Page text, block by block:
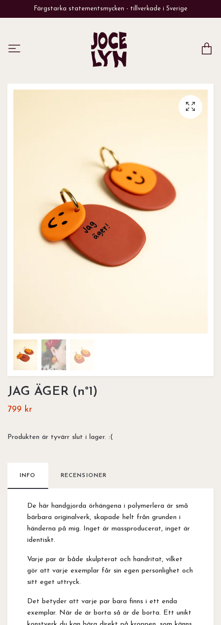
Färgstarka statementsmycken - tillverkade i Sverige
JAG ÄGER (n°1)
799 kr
Produkten är tyvärr slut i lager. :(
INFO RECENSIONER
De här handgjorda örhängena i polymerlera är små
bärbara originalverk, skapade helt från grunden i
händerna på mig. Inget är massproducerat, inget är
identiskt.
Varje par är både skulpterat och handritat, vilket
gör att varje exemplar får sin egen personlighet och
sitt eget uttryck.
Det betyder att varje par bara finns i ett enda
exemplar. När de är borta så är de borta. Ett unikt